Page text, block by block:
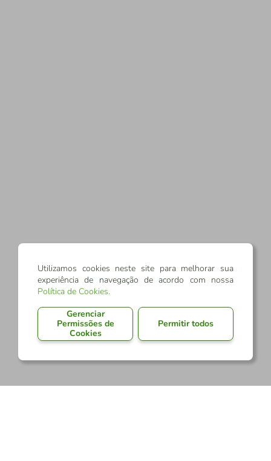
Utilizamos cookies neste site para melhorar sua
experiência de navegação de acordo com nossa
Política de Cookies.
Gerenciar
Permissões de
Cookies
Permitir todos